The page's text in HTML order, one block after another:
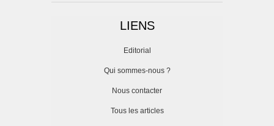
LIENS
Editorial
Qui sommes-nous ?
Nous contacter
Tous les articles